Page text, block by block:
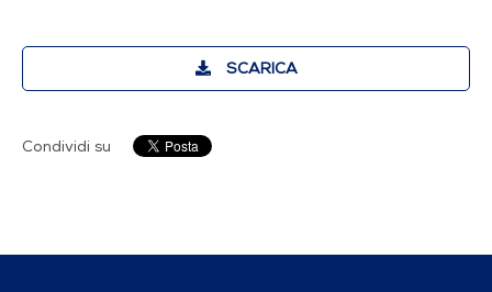
SCARICA
Condividi su